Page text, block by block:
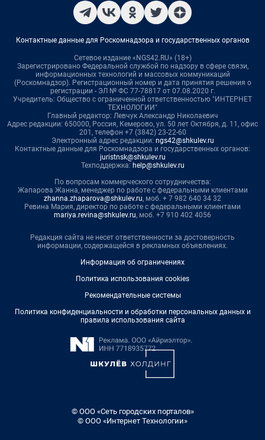
Контактные данные для Роскомнадзора и государственных органов
Сетевое издание «NGS42.RU» (18+)
Зарегистрировано Федеральной службой по надзору в сфере связи,
информационных технологий и массовых коммуникаций
(Роскомнадзор). Регистрационный номер и дата принятия решения о
регистрации - ЭЛ № ФС 77-78817 от 07.08.2020 г.
Учредитель: Общество с ограниченной ответственностью "ИНТЕРНЕТ
ТЕХНОЛОГИИ"
Главный редактор: Левчук Александр Николаевич
Адрес редакции: 650000, Россия, Кемерово, ул. 50 лет Октября, д. 11, офис
201, телефон +7 (3842) 23-22-60
Электронный адрес редакции: ngs42@shkulev.ru
Контактные данные для Роскомнадзора и государственных органов:
juristnsk@shkulev.ru
Техподдержка: help@shkulev.ru
По вопросам коммерческого сотрудничества:
Жапарова Жанна, менеджер по работе с федеральными клиентами
zhanna.zhaparova@shkulev.ru, моб. + 7 982 640 34 32
Ревина Мария, директор по работе с федеральными клиентами
mariya.revina@shkulev.ru, моб. +7 910 402 4056
Редакция сайта не несет ответственности за достоверность
информации, содержащейся в рекламных объявлениях.
Информация об ограничениях
Политика использования cookies
Рекомендательные системы
Политика конфиденциальности и обработки персональных данных и
правила использования сайта
© ООО «Сеть городских порталов»
© ООО «Интернет Технологии»